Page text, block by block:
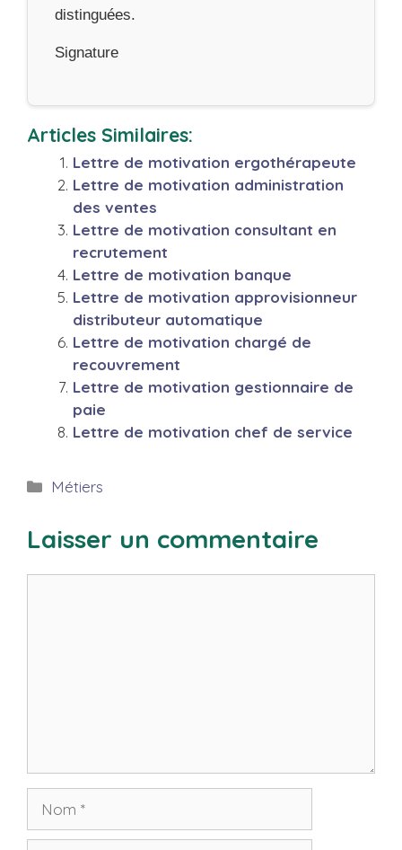
distinguées.
Signature
Articles Similaires:
Lettre de motivation ergothérapeute
Lettre de motivation administration
des ventes
Lettre de motivation consultant en
recrutement
Lettre de motivation banque
Lettre de motivation approvisionneur
distributeur automatique
Lettre de motivation chargé de
recouvrement
Lettre de motivation gestionnaire de
paie
Lettre de motivation chef de service
Catégories
Métiers
Laisser un commentaire